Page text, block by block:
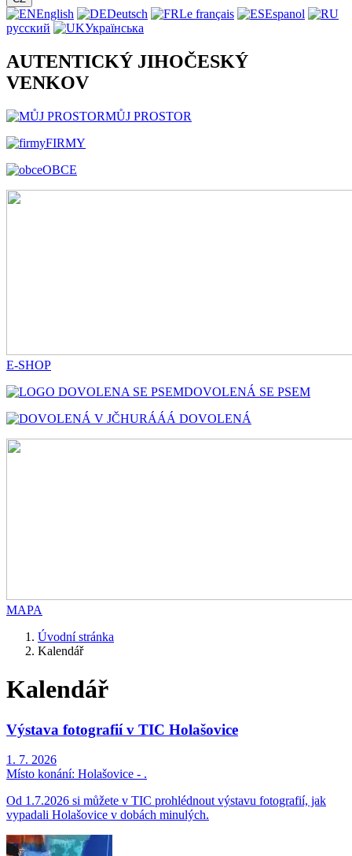
English Deutsch Le français
Espanol
русский
Українська
AUTENTICKÝ JIHOČESKÝ
VENKOV
MŮJ PROSTOR
FIRMY
OBCE
E-SHOP
DOVOLENÁ SE PSEM
HURÁÁÁ DOVOLENÁ
MAPA
Úvodní stránka
Kalendář
Kalendář
Výstava fotografií v TIC Holašovice
1. 7. 2026
Místo konání: Holašovice - .
Od 1.7.2026 si můžete v TIC prohlédnout výstavu fotografií, jak
vypadali Holašovice v dobách minulých.